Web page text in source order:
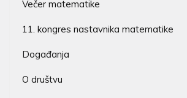
Večer matematike
11. kongres nastavnika matematike
Događanja
O društvu